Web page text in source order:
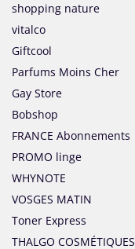
shopping nature
vitalco
Giftcool
Parfums Moins Cher
Gay Store
Bobshop
FRANCE Abonnements
PROMO linge
WHYNOTE
VOSGES MATIN
Toner Express
THALGO COSMÉTIQUES